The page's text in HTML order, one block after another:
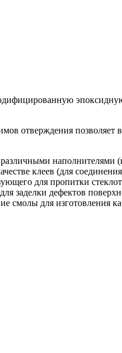
отверждения позволяет
наполнителями
клеев (для
для пропитки
заделки дефектов
смолы для изготовления